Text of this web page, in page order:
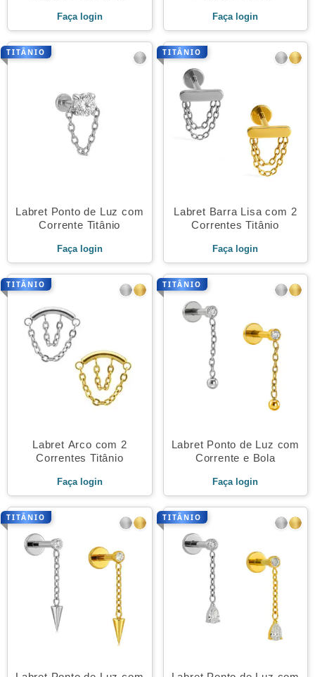
Faça login Faça login
TITÂNIO
Labret Ponto de Luz com
Corrente Titânio
Faça login
TITÂNIO
Labret Barra Lisa com 2
Correntes Titânio
Faça login
TITÂNIO
Labret Arco com 2
Correntes Titânio
Faça login
TITÂNIO
Labret Ponto de Luz com
Corrente e Bola
Faça login
TITÂNIO TITÂNIO